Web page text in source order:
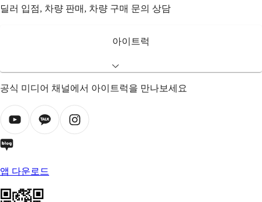
딜러 입점, 차량 판매, 차량 구매 문의 상담
아이트럭
공식 미디어 채널에서 아이트럭을 만나보세요
앱 다운로드